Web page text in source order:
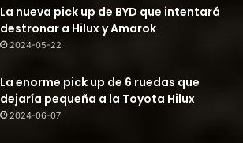
La nueva pick up de BYD que intentará
destronar a Hilux y Amarok
2024-05-22
La enorme pick up de 6 ruedas que
dejaría pequeña a la Toyota Hilux
2024-06-07